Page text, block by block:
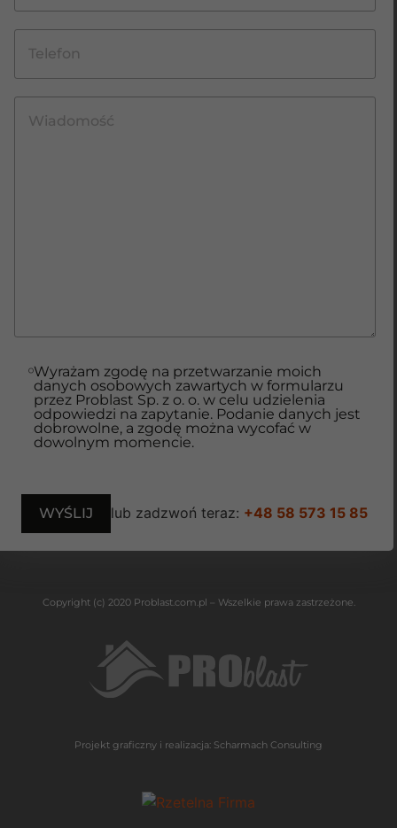
Wyrażam zgodę na przetwarzanie moich
danych osobowych zawartych w formularzu
przez Problast Sp. z o. o. w celu udzielenia
odpowiedzi na zapytanie. Podanie danych jest
dobrowolne, a zgodę można wycofać w
dowolnym momencie.
lub zadzwoń teraz: +48 58 573 15 85
Copyright (c) 2020 Problast.com.pl – Wszelkie prawa zastrzeżone.
Projekt graficzny i realizacja: Scharmach Consulting